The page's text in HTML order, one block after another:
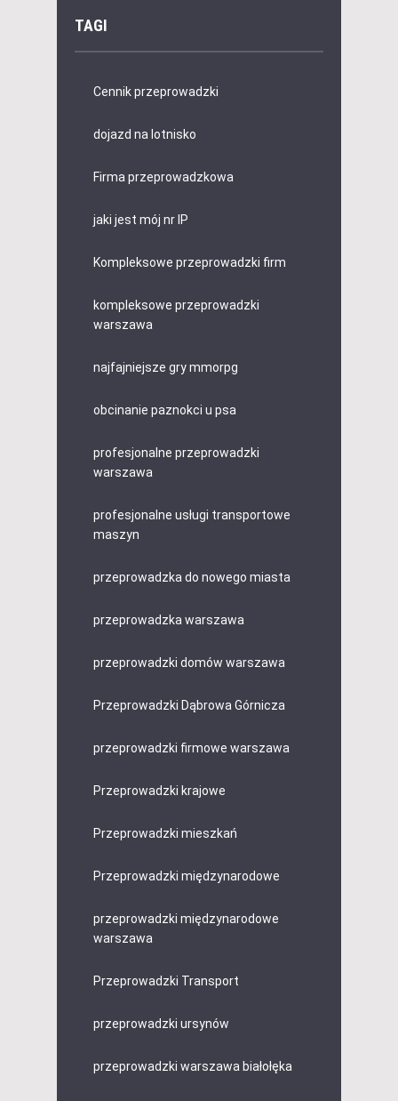
TAGI
Cennik przeprowadzki
dojazd na lotnisko
Firma przeprowadzkowa
jaki jest mój nr IP
Kompleksowe przeprowadzki firm
kompleksowe przeprowadzki
warszawa
najfajniejsze gry mmorpg
obcinanie paznokci u psa
profesjonalne przeprowadzki
warszawa
profesjonalne usługi transportowe
maszyn
przeprowadzka do nowego miasta
przeprowadzka warszawa
przeprowadzki domów warszawa
Przeprowadzki Dąbrowa Górnicza
przeprowadzki firmowe warszawa
Przeprowadzki krajowe
Przeprowadzki mieszkań
Przeprowadzki międzynarodowe
przeprowadzki międzynarodowe
warszawa
Przeprowadzki Transport
przeprowadzki ursynów
przeprowadzki warszawa białołęka